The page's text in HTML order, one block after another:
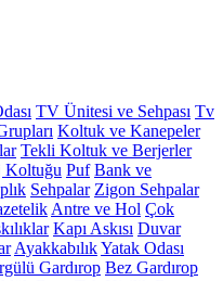
TV Ünitesi ve Sehpası Tv
Koltuk ve Kanepeler
Tekli Koltuk ve Berjerler
Koltuğu Puf Bank ve
Sehpalar Zigon Sehpalar
Antre ve Hol Çok
Kapı Askısı Duvar
AyakkabılıkYatak Odası
Gardırop Bez Gardırop